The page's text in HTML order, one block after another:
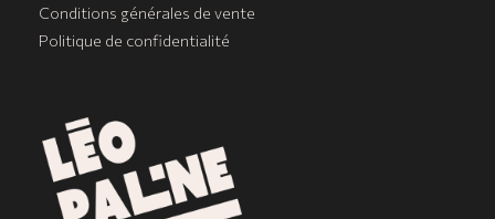
Sous-total :
Conditions générales de vente
Politique de confidentialité